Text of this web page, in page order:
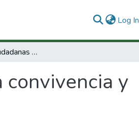
Log In
Competencias ciudadanas para la convivencia y la prevención de la violencia.
convivencia y